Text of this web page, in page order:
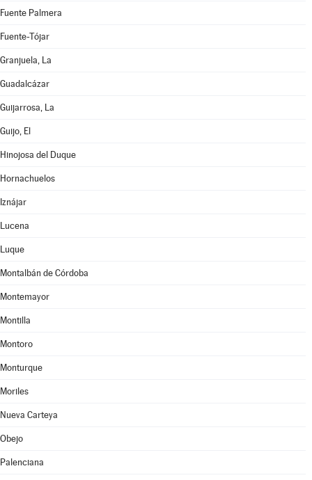
Fuente Palmera
Fuente-Tójar
Granjuela, La
Guadalcázar
Guijarrosa, La
Guijo, El
Hinojosa del Duque
Hornachuelos
Iznájar
Lucena
Luque
Montalbán de Córdoba
Montemayor
Montilla
Montoro
Monturque
Moriles
Nueva Carteya
Obejo
Palenciana